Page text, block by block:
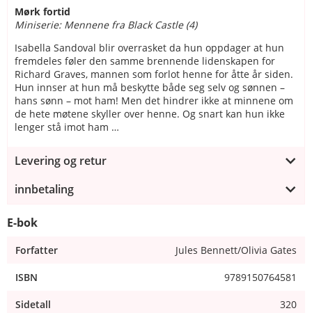
Mørk fortid
Miniserie: Mennene fra Black Castle (4)
Isabella Sandoval blir overrasket da hun oppdager at hun
fremdeles føler den samme brennende lidenskapen for
Richard Graves, mannen som forlot henne for åtte år siden.
Hun innser at hun må beskytte både seg selv og sønnen –
hans sønn – mot ham! Men det hindrer ikke at minnene om
de hete møtene skyller over henne. Og snart kan hun ikke
lenger stå imot ham …
Levering og retur
innbetaling
E-bok
Forfatter Jules Bennett/Olivia Gates
ISBN 9789150764581
Sidetall 320